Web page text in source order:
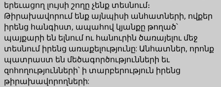
երեւացող լույսի շողը չենք տեսնում։
Թիրախավորում ենք այնպիսի անհատների, ովքեր
իրենց հանգիստ, ապահով կյանքը թողած՝
պայքարի են ելնում ու հանուրին ծառայելու մեջ
տեսնում իրենց առաքելությունը: Անհատներ, որոնք
պատրաստ են մեծագործությունների եւ
զոհողությունների՝ ի տարբերություն իրենց
թիրախավորողների: